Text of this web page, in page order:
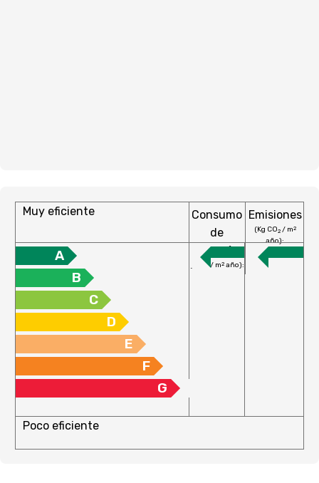
Muy eficiente
Consumo
de
energía
(KW h / m2 año):
Emisiones
(Kg CO2/ m2
año):
A
B
C
D
E
F
G
Poco eficiente